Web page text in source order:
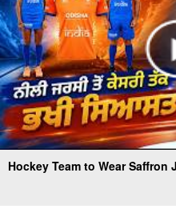
Hockey Team to Wear